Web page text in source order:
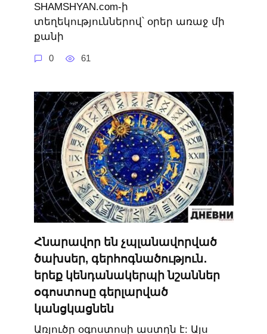
SHAMSHYAN.com-ի
տեղեկություններով՝ օրեր առաջ մի
քանի
0 61
Հնարավոր են չպլանավորված
ծախսեր, գերհոգնածություն․
երեք կենդանակերպի նշաններ
օգոստոսը գերլարված
կանցկացնեն
Առյուծը օգոստոսի աստղն է: Այս